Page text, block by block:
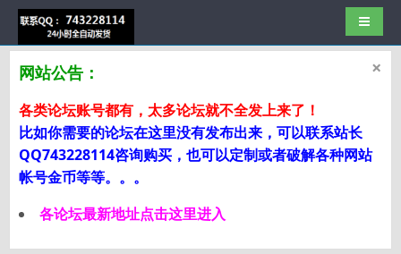
导航切
×
网站公告：
各类论坛账号都有，太多论坛就不全发上来了！
比如你需要的论坛在这里没有发布出来，可以联系站长
QQ743228114咨询购买，也可以定制或者破解各种网站
帐号金币等等。。。
各论坛最新地址点击这里进入